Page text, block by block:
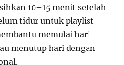
10–15 menit setelah
tidur untuk playlist
memulai hari
menutup hari dengan